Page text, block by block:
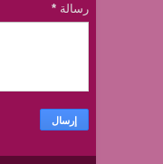
رسالة *